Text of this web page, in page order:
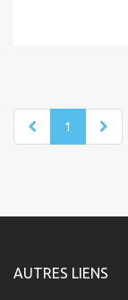
1
AUTRES LIENS